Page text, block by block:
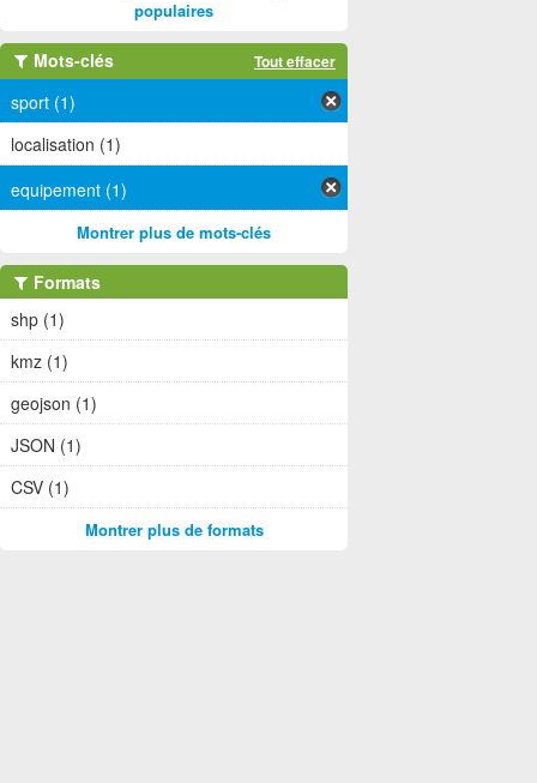
populaires
Mots-clés Tout effacer
sport (1)
localisation (1)
equipement (1)
Montrer plus de mots-clés
Formats
shp (1)
kmz (1)
geojson (1)
JSON (1)
CSV (1)
Montrer plus de formats